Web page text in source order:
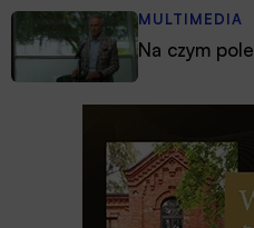
MULTIMEDIA
Na czym